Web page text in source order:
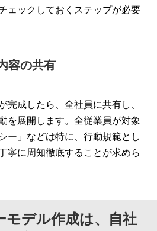
ェックしておくステップが必要
容の共有
完成したら、全社員に共有し、
を展開します。全従業員が対象
ー」などは特に、行動規範とし
寧に周知徹底することが求めら
モデル作成は、自社